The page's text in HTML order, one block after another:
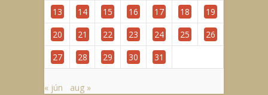
13
14 15 16 17 18
19
20
21 22 23 24 25
26
27
28 29 30 31
« jún aug »